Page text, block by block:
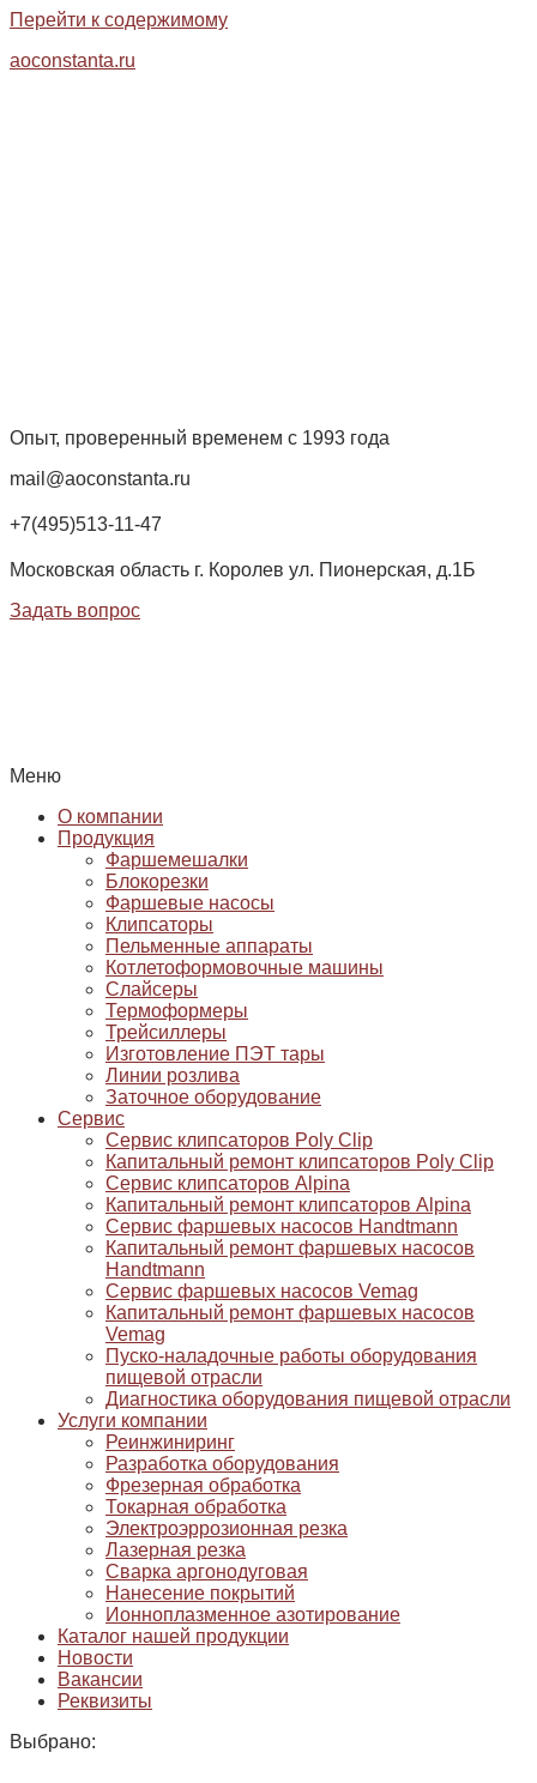
Перейти к содержимому
aoconstanta.ru
Опыт, проверенный временем с 1993 года
mail@aoconstanta.ru
+7(495)513-11-47
Московская область г. Королев ул. Пионерская, д.1Б
Задать вопрос
Меню
О компании
Продукция
Фаршемешалки
Блокорезки
Фаршевые насосы
Клипсаторы
Пельменные аппараты
Котлетоформовочные машины
Слайсеры
Термоформеры
Трейсиллеры
Изготовление ПЭТ тары
Линии розлива
Заточное оборудование
Сервис
Сервис клипсаторов Poly Clip
Капитальный ремонт клипсаторов Poly Clip
Сервис клипсаторов Alpina
Капитальный ремонт клипсаторов Alpina
Сервис фаршевых насосов Handtmann
Капитальный ремонт фаршевых насосов
Handtmann
Сервис фаршевых насосов Vemag
Капитальный ремонт фаршевых насосов
Vemag
Пуско-наладочные работы оборудования
пищевой отрасли
Диагностика оборудования пищевой отрасли
Услуги компании
Реинжиниринг
Разработка оборудования
Фрезерная обработка
Токарная обработка
Электроэррозионная резка
Лазерная резка
Сварка аргонодуговая
Нанесение покрытий
Ионноплазменное азотирование
Каталог нашей продукции
Новости
Вакансии
Реквизиты
Выбрано: